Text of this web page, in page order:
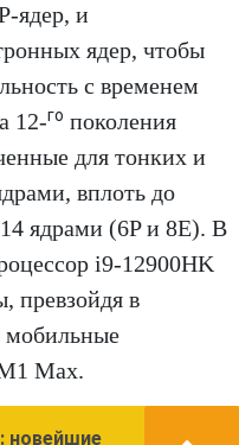
ядер, и
ядер, чтобы
с временем
12-го поколения
для тонких и
вплоть до
ядрами (6P и 8E). В
i9-12900HK
превзойдя в
мобильные
Max.
новейшие